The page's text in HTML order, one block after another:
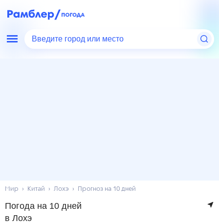
Введите город или место
Мир Китай Лохэ Прогноз на 10 дней
Погода на 10 дней
в Лохэ